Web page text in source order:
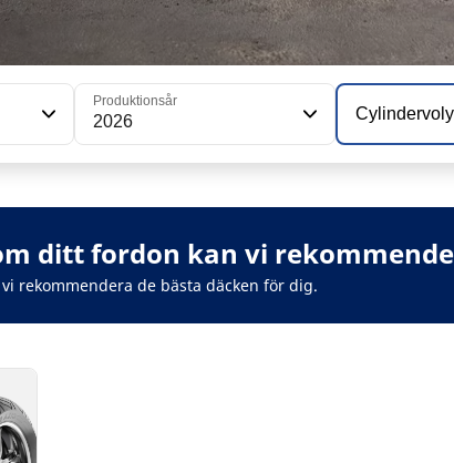
Produktionsår
2026
ditt fordon kan vi
rekommendera de bästa däcken för dig.